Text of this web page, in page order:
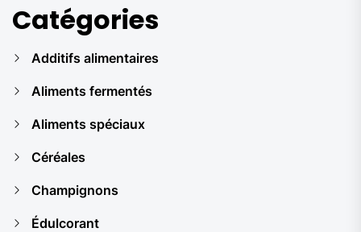
Catégories
Additifs alimentaires
Aliments fermentés
Aliments spéciaux
Céréales
Champignons
Édulcorant